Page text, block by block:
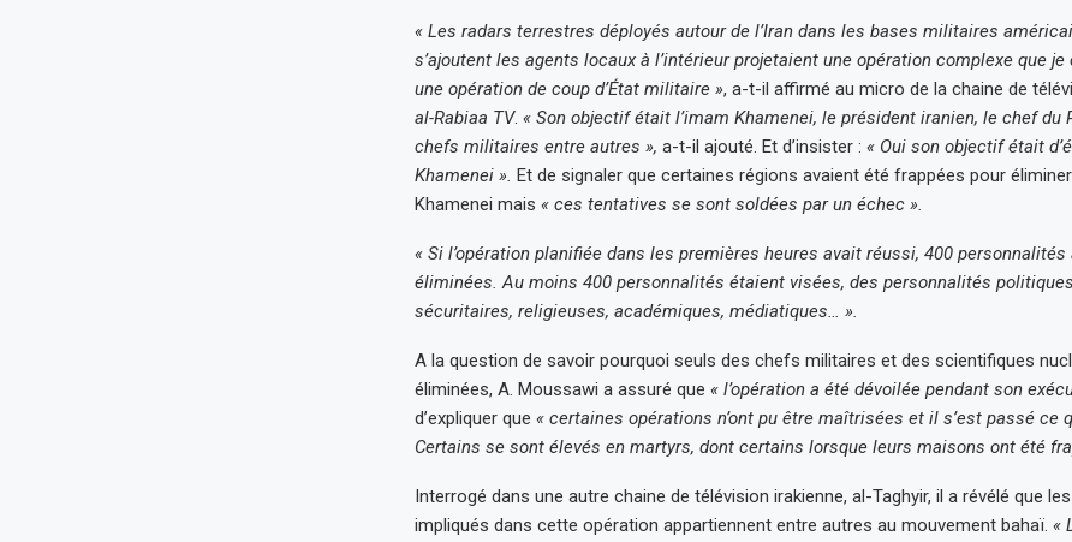
« Les radars terrestres déployés autour de l’Iran dans les bases militaires
s’ajoutent les agents locaux à l’intérieur projetaient une opération complexe que
une opération de coup d’État militaire », a-t-il affirmé au micro de la chaine de
al-Rabiaa TV. « Son objectif était l’imam Khamenei, le président iranien, le chef du
chefs militaires entre autres », a-t-il ajouté. Et d’insister : « Oui son objectif était
Khamenei ». Et de signaler que certaines régions avaient été frappées pour
Khamenei mais « ces tentatives se sont soldées par un échec ».
« Si l’opération planifiée dans les premières heures avait réussi, 400
éliminées. Au moins 400 personnalités étaient visées, des personnalités
sécuritaires, religieuses, académiques, médiatiques… ».
A la question de savoir pourquoi seuls des chefs militaires et des scientifiques
éliminées, A. Moussawi a assuré que « l’opération a été dévoilée pendant son
d’expliquer que « certaines opérations n’ont pu être maîtrisées et il s’est passé ce
Certains se sont élevés en martyrs, dont certains lorsque leurs maisons ont été
Interrogé dans une autre chaine de télévision irakienne, al-Taghyir, il a révélé que
impliqués dans cette opération appartiennent entre autres au mouvement bahaï. «